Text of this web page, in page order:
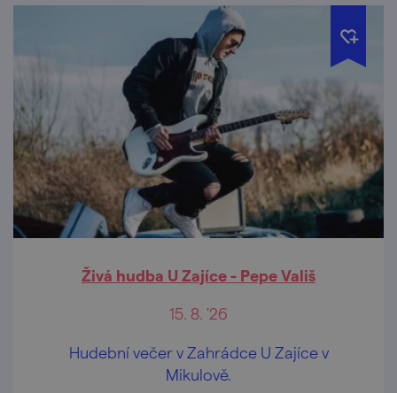
Živá hudba U Zajíce - Pepe Vališ
15. 8. '26
Hudební večer v Zahrádce U Zajíce v
Mikulově.